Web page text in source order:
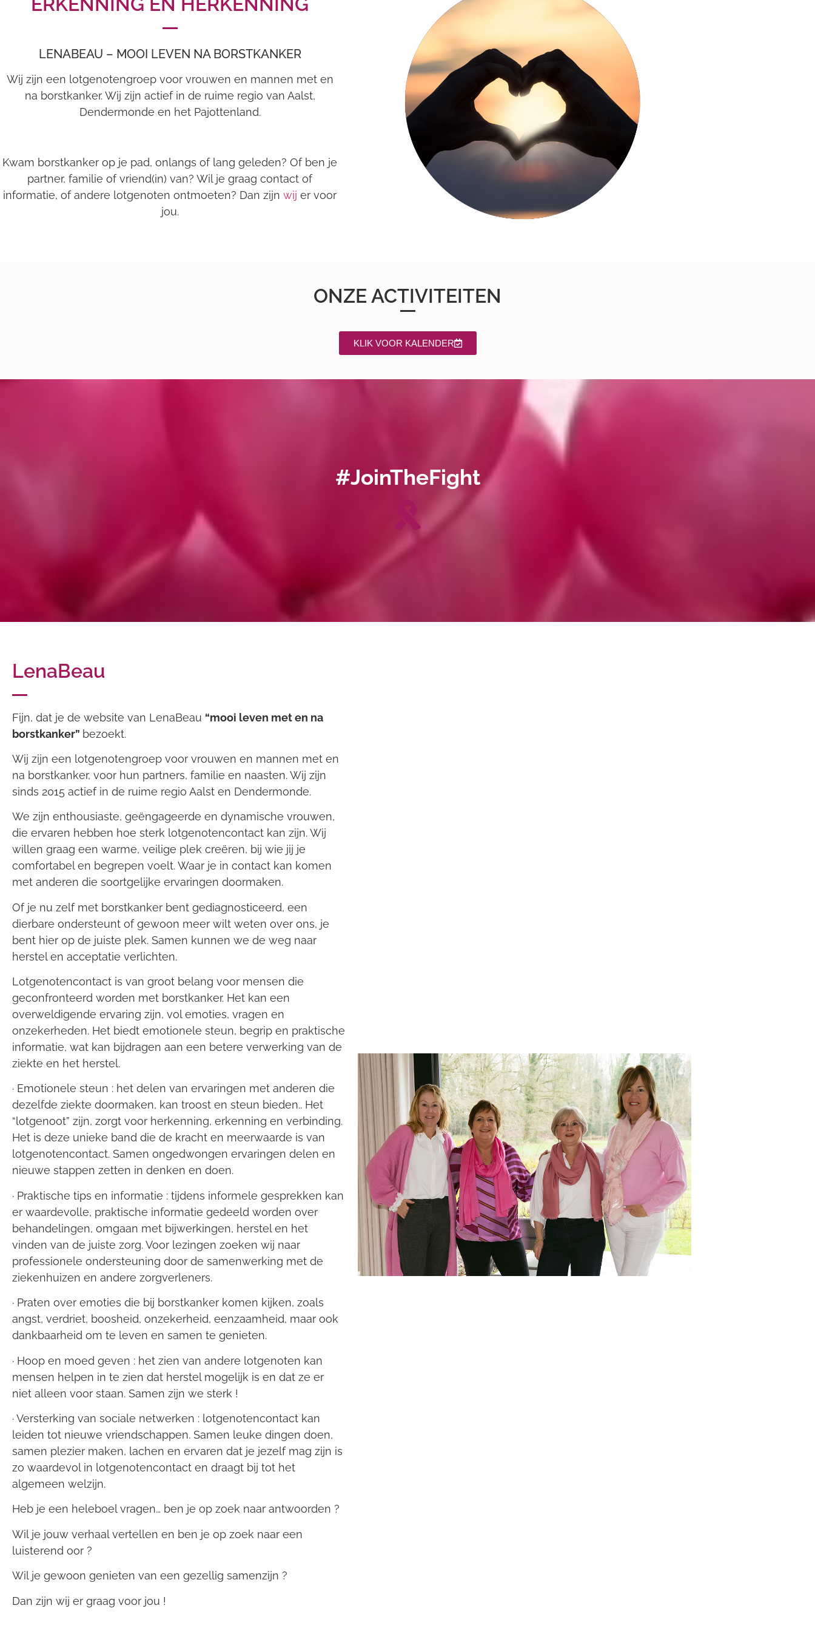
BORSTKANKER
LENABEAU – MOOI LEVEN NA BORSTKANKER
Wij zijn een lotgenotengroep voor vrouwen en mannen met en
na borstkanker. Wij zijn actief in de ruime regio van Aalst,
Dendermonde en het Pajottenland.
Kwam borstkanker op je pad, onlangs of lang geleden? Of ben je
partner, familie of vriend(in) van? Wil je graag contact of
informatie, of andere lotgenoten ontmoeten? Dan zijn wij er voor
jou.
ONZE ACTIVITEITEN
KLIK VOOR KALENDER
#JoinTheFight
LenaBeau
Fijn, dat je de website van LenaBeau “mooi leven met en na
borstkanker” bezoekt.
Wij zijn een lotgenotengroep voor vrouwen en mannen met en
na borstkanker, voor hun partners, familie en naasten. Wij zijn
sinds 2015 actief in de ruime regio Aalst en Dendermonde.
We zijn enthousiaste, geëngageerde en dynamische vrouwen,
die ervaren hebben hoe sterk lotgenotencontact kan zijn. Wij
willen graag een warme, veilige plek creëren, bij wie jij je
comfortabel en begrepen voelt. Waar je in contact kan komen
met anderen die soortgelijke ervaringen doormaken.
Of je nu zelf met borstkanker bent gediagnosticeerd, een
dierbare ondersteunt of gewoon meer wilt weten over ons, je
bent hier op de juiste plek. Samen kunnen we de weg naar
herstel en acceptatie verlichten.
Lotgenotencontact is van groot belang voor mensen die
geconfronteerd worden met borstkanker. Het kan een
overweldigende ervaring zijn, vol emoties, vragen en
onzekerheden. Het biedt emotionele steun, begrip en praktische
informatie, wat kan bijdragen aan een betere verwerking van de
ziekte en het herstel.
· Emotionele steun : het delen van ervaringen met anderen die
dezelfde ziekte doormaken, kan troost en steun bieden.. Het
“lotgenoot” zijn, zorgt voor herkenning, erkenning en verbinding.
Het is deze unieke band die de kracht en meerwaarde is van
lotgenotencontact. Samen ongedwongen ervaringen delen en
nieuwe stappen zetten in denken en doen.
· Praktische tips en informatie : tijdens informele gesprekken kan
er waardevolle, praktische informatie gedeeld worden over
behandelingen, omgaan met bijwerkingen, herstel en het
vinden van de juiste zorg. Voor lezingen zoeken wij naar
professionele ondersteuning door de samenwerking met de
ziekenhuizen en andere zorgverleners.
· Praten over emoties die bij borstkanker komen kijken, zoals
angst, verdriet, boosheid, onzekerheid, eenzaamheid, maar ook
dankbaarheid om te leven en samen te genieten.
· Hoop en moed geven : het zien van andere lotgenoten kan
mensen helpen in te zien dat herstel mogelijk is en dat ze er
niet alleen voor staan. Samen zijn we sterk !
· Versterking van sociale netwerken : lotgenotencontact kan
leiden tot nieuwe vriendschappen. Samen leuke dingen doen,
samen plezier maken, lachen en ervaren dat je jezelf mag zijn is
zo waardevol in lotgenotencontact en draagt bij tot het
algemeen welzijn.
Heb je een heleboel vragen… ben je op zoek naar antwoorden ?
Wil je jouw verhaal vertellen en ben je op zoek naar een
luisterend oor ?
Wil je gewoon genieten van een gezellig samenzijn ?
Dan zijn wij er graag voor jou !